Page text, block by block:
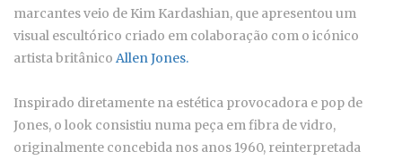
marcantes veio de Kim Kardashian, que apresentou um
visual escultórico criado em colaboração com o icónico
artista britânico Allen Jones.
Inspirado diretamente na estética provocadora e pop de
Jones, o look consistiu numa peça em fibra de vidro,
originalmente concebida nos anos 1960, reinterpretada